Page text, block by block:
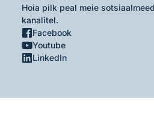
Hoia pilk peal meie
kanalitel.
Facebook
Youtube
LinkedIn